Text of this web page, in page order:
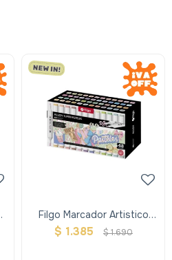
Filgo Marcador Artistico
Estuche 48 - Super Pastel
$ 1.385 $1.690